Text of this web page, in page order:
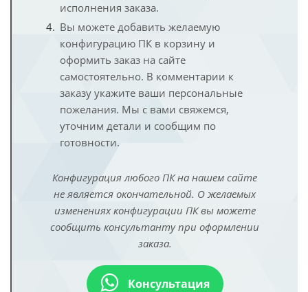
исполнения заказа.
Вы можете добавить желаемую
конфигурацию ПК в корзину и
оформить заказ на сайте
самостоятельно. В комментарии к
заказу укажите ваши персональные
пожелания. Мы с вами свяжемся,
уточним детали и сообщим по
готовности.
Конфигурация любого ПК на нашем сайте
не является окончательной. О желаемых
изменениях конфигурации ПК вы можете
сообщить консультанту при оформлении
заказа.
Консультация